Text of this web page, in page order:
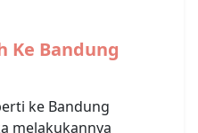
Ke Bandung
ke Bandung
melakukannya